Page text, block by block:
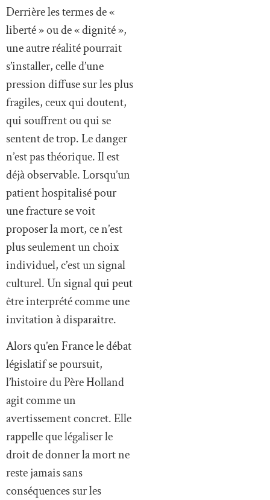
Derrière les termes de «
liberté » ou de « dignité »,
une autre réalité pourrait
s’installer, celle d’une
pression diffuse sur les plus
fragiles, ceux qui doutent,
qui souffrent ou qui se
sentent de trop. Le danger
n’est pas théorique. Il est
déjà observable. Lorsqu’un
patient hospitalisé pour
une fracture se voit
proposer la mort, ce n’est
plus seulement un choix
individuel, c’est un signal
culturel. Un signal qui peut
être interprété comme une
invitation à disparaître.
Alors qu’en France le débat
législatif se poursuit,
l’histoire du Père Holland
agit comme un
avertissement concret. Elle
rappelle que légaliser le
droit de donner la mort ne
reste jamais sans
conséquences sur les